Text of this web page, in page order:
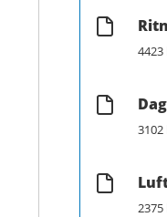
4423
3102